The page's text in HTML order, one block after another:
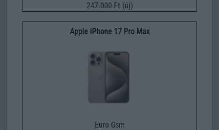
247.000 Ft (új)
Apple iPhone 17 Pro Max
Euro Gsm